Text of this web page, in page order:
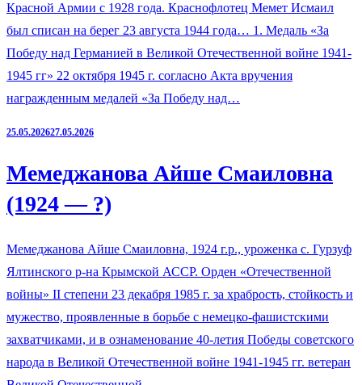
Красной Армии с 1928 года. Краснофлотец Мемет Исмаил
был списан на берег 23 августа 1944 года… 1. Медаль «За
Победу над Германией в Великой Отечественной войне 1941-
1945 гг» 22 октября 1945 г. согласно Акта вручения
награжденным медалей «За Победу над…
25.05.202627.05.2026
Мемеджанова Айше Смаиловна
(1924 — ?)
Мемеджанова Айше Смаиловна, 1924 г.р., уроженка с. Гурзуф
Ялтинского р-на Крымской АССР. Орден «Отечественной
войны» II степени 23 декабря 1985 г. за храбрость, стойкость и
мужество, проявленные в борьбе с немецко-фашистскими
захватчиками, и в ознаменование 40-летия Победы советского
народа в Великой Отечественной войне 1941-1945 гг. ветеран